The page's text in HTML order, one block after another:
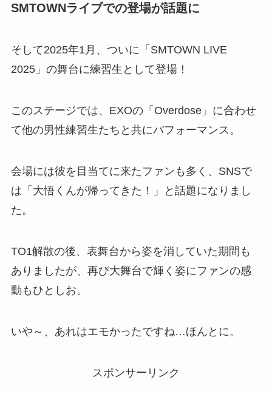
SMTOWNライブでの登場が話題に
そして2025年1月、ついに「SMTOWN LIVE
2025」の舞台に練習生として登場！
このステージでは、EXOの「Overdose」に合わせ
て他の男性練習生たちと共にパフォーマンス。
会場には彼を目当てに来たファンも多く、SNSで
は「大悟くんが帰ってきた！」と話題になりまし
た。
TO1解散の後、表舞台から姿を消していた期間も
ありましたが、再び大舞台で輝く姿にファンの感
動もひとしお。
いや～、あれはエモかったですね…ほんとに。
スポンサーリンク